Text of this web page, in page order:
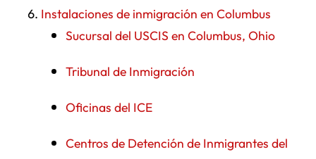
Instalaciones de inmigración en Columbus
Sucursal del USCIS en Columbus, Ohio
Tribunal de Inmigración
Oficinas del ICE
Centros de Detención de Inmigrantes del